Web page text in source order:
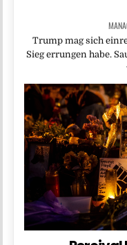
Trump mag sich
Sieg errungen habe.